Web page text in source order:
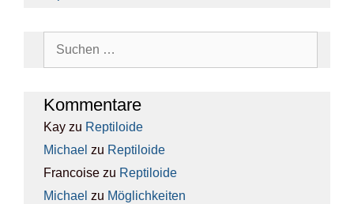
Kom­men­ta­re
Kay zu Rep­ti­lo­ide
Michael zu Rep­ti­lo­ide
Francoise zu Rep­ti­lo­ide
Michael zu Mög­lich­kei­ten